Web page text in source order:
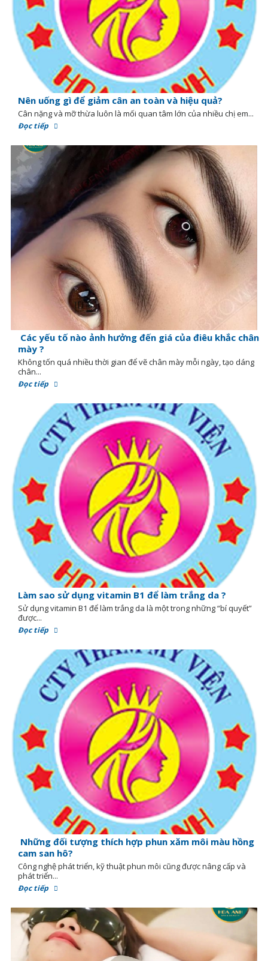
Nên uống gì để giảm cân an toàn và hiệu quả?
Cân nặng và mỡ thừa luôn là mối quan tâm lớn của nhiều chị em...
Đọc tiếp
Các yếu tố nào ảnh hưởng đến giá của điêu khắc chân
mày ?
Không tốn quá nhiều thời gian để vẽ chân mày mỗi ngày, tạo dáng
chân...
Đọc tiếp
Làm sao sử dụng vitamin B1 để làm trắng da ?
Sử dụng vitamin B1 để làm trắng da là một trong những “bí quyết”
được...
Đọc tiếp
Những đối tượng thích hợp phun xăm môi màu hồng
cam san hô?
Công nghệ phát triển, kỹ thuật phun môi cũng được nâng cấp và
phát triển...
Đọc tiếp